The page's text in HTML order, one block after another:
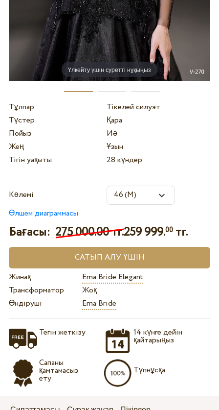
Үлкейту үшін суретті нұқыңыз
Тұлпар
Тікелей силуэт
Түстер
Қара
Пойыз
Иә
Жең
Ұзын
Тігін уақыты
28 күндер
Көлемі
Өлшем диаграммасы
Бағасы: 275 000.00 тг.259 999.00тг.
Жинақ
Ema Bride Elegant
Трансформатор
Жоқ
Өндіруші
Ema Bride
Тегін жеткізу
Сапаны
қамтамасыз
ету
14 күнге дейін
қайтарыңыз
Түпнұсқа